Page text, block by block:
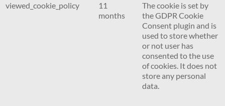
viewed_cookie_policy
11
months
The cookie is set by
the GDPR Cookie
Consent plugin and is
used to store whether
or not user has
consented to the use
of cookies. It does not
store any personal
data.